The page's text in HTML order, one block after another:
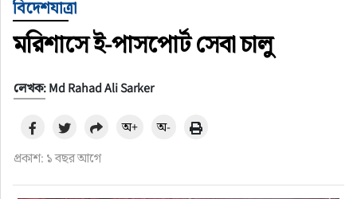
বিদেশযাত্রা
মরিশাসে ই-পাসপোর্ট সেবা চালু
লেখক: Md Rahad Ali Sarker
প্রকাশ: ১ বছর আগে
অ+ অ-